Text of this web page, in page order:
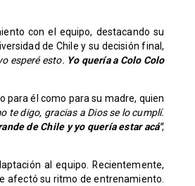
con el equipo, destacando su
de Chile y su decisión final,
esperé esto. Yo quería a Colo Colo
para él como para su madre, quien
te digo, gracias a Dios se lo cumplí.
de Chile y yo quería estar acá",
al equipo. Recientemente,
afectó su ritmo de entrenamiento.